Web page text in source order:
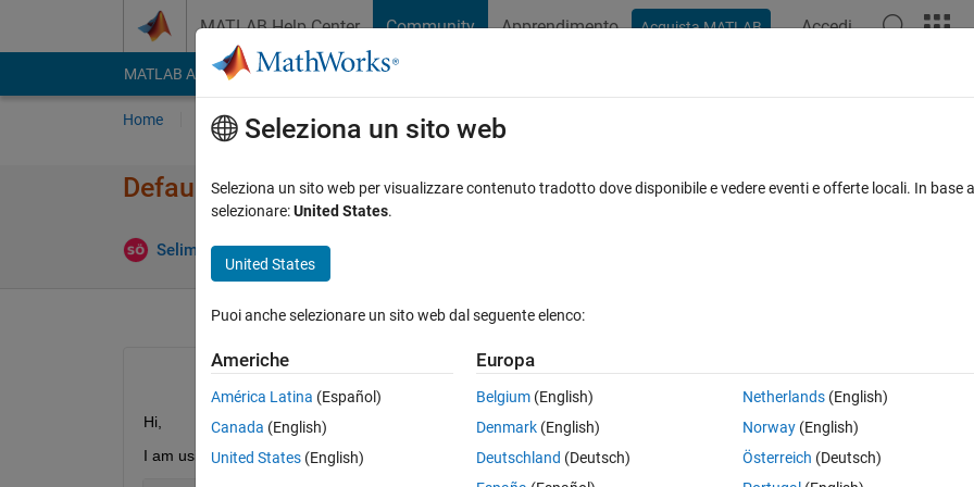
MATLAB Help Center Community Apprendimento Acquista MATLAB Accedi
MATLAB Answers File Exchange Cody
Home Poni una domanda Risposta Naviga
Default title color for tiledlayout
Selim Öngüdü 19 Ago 2022
0 voti
Hi,
I am using the following code to make all my figures black with white text.
Seleziona un sito web
Seleziona un sito web per visualizzare contenuto tradotto dove disponibile e vedere eventi e offerte locali. In
selezionare:United States.
United States
Puoi anche selezionare un sito web dal seguente elenco:
Americhe
América Latina (Español)
Canada (English)
United States (English)
Europa
Belgium (English)
Denmark (English)
Deutschland (Deutsch)
Netherlands(English)
Norway(English)
Österreich (Deutsch)